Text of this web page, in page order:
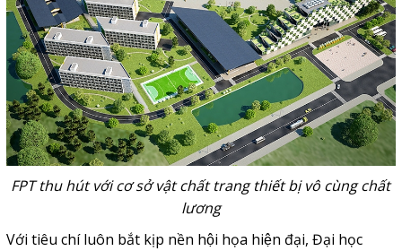
FPT thu hút với cơ sở vật chất trang thiết bị vô cùng chất
lương
Với tiêu chí luôn bắt kịp nền hội họa hiện đại, Đại học